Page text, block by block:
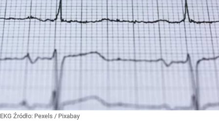
EKG Źródło: Pexels / Pixabay